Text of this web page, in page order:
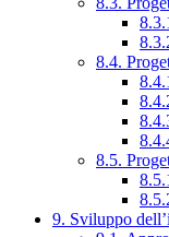
8.4.
8.5.
9. Sviluppo